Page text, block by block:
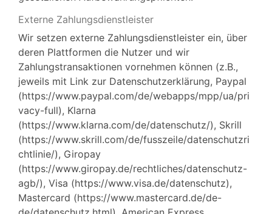
Externe Zahlungsdienstleister
Wir setzen externe Zahlungsdienstleister ein, über
deren Plattformen die Nutzer und wir
Zahlungstransaktionen vornehmen können (z.B.,
jeweils mit Link zur Datenschutzerklärung, Paypal
(https://www.paypal.com/de/webapps/mpp/ua/pri
vacy-full), Klarna
(https://www.klarna.com/de/datenschutz/), Skrill
(https://www.skrill.com/de/fusszeile/datenschutzri
chtlinie/), Giropay
(https://www.giropay.de/rechtliches/datenschutz-
agb/), Visa (https://www.visa.de/datenschutz),
Mastercard (https://www.mastercard.de/de-